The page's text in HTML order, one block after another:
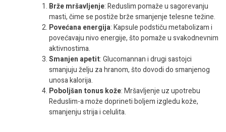
Brže mršavljenje: Reduslim pomaže u sagorevanju
masti, čime se postiže brže smanjenje telesne težine.
Povećana energija: Kapsule podstiču metabolizam i
povećavaju nivo energije, što pomaže u svakodnevnim
aktivnostima.
Smanjen apetit: Glucomannan i drugi sastojci
smanjuju želju za hranom, što dovodi do smanjenog
unosa kalorija.
Poboljšan tonus kože: Mršavljenje uz upotrebu
Reduslim-a može doprineti boljem izgledu kože,
smanjenju strija i celulita.